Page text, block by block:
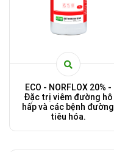
ECO - NORFLOX 20% -
Đặc trị viêm đường hô
hấp và các bệnh đường
tiêu hóa.